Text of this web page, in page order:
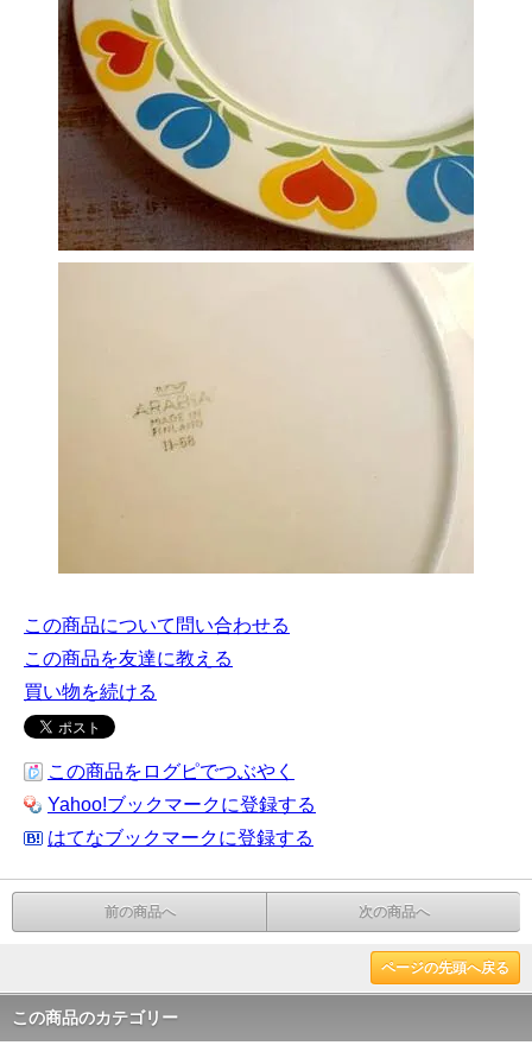
この商品について問い合わせる
この商品を友達に教える
買い物を続ける
この商品をログピでつぶやく
Yahoo!ブックマークに登録する
はてなブックマークに登録する
前の商品へ 次の商品へ
ページの先頭へ戻る
この商品のカテゴリー